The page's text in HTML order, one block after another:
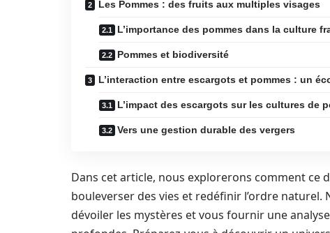
Les Pommes : des fruits aux multiples visages
L’importance des pommes dans la culture
Pommes et biodiversité
L’interaction entre escargots et pommes : un
L’impact des escargots sur les cultures de
Vers une gestion durable des vergers
Dans cet article, nous explorerons comment
bouleverser des vies et redéfinir l’ordre
dévoiler les mystères et vous fournir une